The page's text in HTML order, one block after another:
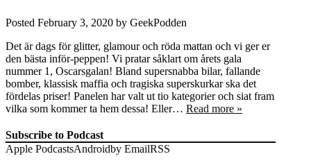
Posted February 3, 2020 by GeekPodden
Det är dags för glitter, glamour och röda mattan och vi ger er
den bästa inför-peppen! Vi pratar såklart om årets gala
nummer 1, Oscarsgalan! Bland supersnabba bilar, fallande
bomber, klassisk maffia och tragiska superskurkar ska det
fördelas priser! Panelen har valt ut tio kategorier och siat fram
vilka som kommer ta hem dessa! Eller… Read more »
Subscribe to Podcast
Apple PodcastsAndroidby EmailRSS